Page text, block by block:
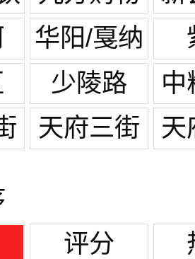
中心
华阳/戛纳
湾
少陵路
中
天府三街 天
评分